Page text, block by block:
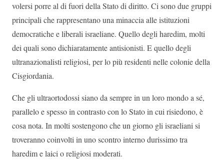
volersi porre al di fuori della Stato di diritto. Ci sono due gruppi
principali che rappresentano una minaccia alle istituzioni
democratiche e liberali israeliane. Quello degli haredim, molti
dei quali sono dichiaratamente antisionisti. E quello degli
ultranazionalisti religiosi, per lo più residenti nelle colonie della
Cisgiordania.
Che gli ultraortodossi siano da sempre in un loro mondo a sé,
parallelo e spesso in contrasto con lo Stato in cui risiedono, è
cosa nota. In molti sostengono che un giorno gli israeliani si
troveranno coinvolti in uno scontro interno durissimo tra
haredim e laici o religiosi moderati.